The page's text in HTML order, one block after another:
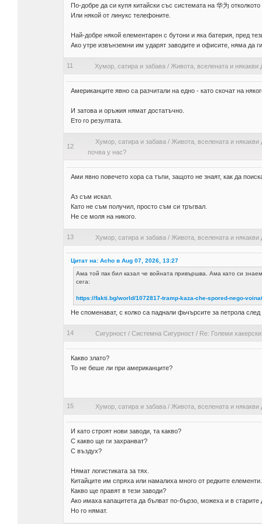
По-добре да си купя китайски със системата на 华为 отколкото
Или някой от линукс телефоните.
Най-добре някой елементарен с бутони и яка батерия, пред
Ако утре извънземни им ударят заводите и офисите, няма да
11 Хумор, сатира и забава / Живота, вселената и някакви
Американците явно са разчитали на едно - като скочат на
И затова и оръжия нямат достатъчно.
Ето го резултата.
12
Хумор, сатира и забава / Живота, вселената и някакви
почва у нас?
Ами явно повечето хора са тъпи, защото не знаят, как да
Аз съм искал.
Като не съм получил, просто съм си тръгвал.
Не се моля на никого.
13 Хумор, сатира и забава / Живота, вселената и някакви
Цитат на: Acho в Aug 07, 2026, 13:27
Ама той пак бил казал че войната привършва. Ама като си
сега:
https://fakti.bg/world/1072817-tramp-kaza-che-spored-nego-
Не споменават, с колко са паднали фьчърсите за петрола
14 Сигурност/ Системна Сигурност/ Re: Големи хакерски
Какво злато?
То не беше ли при американците?
15 Хумор, сатира и забава / Живота, вселената и някакви
И като строят нови заводи, та какво?
С какво ще ги захранват?
С въздух?
Нямат логистиката за тях.
Китайците им спряха или намалиха много от редките елементи.
Какво ще правят в тези заводи?
Ако имаха капацитета да бълват по-бързо, можеха и в старите
Но го нямат.